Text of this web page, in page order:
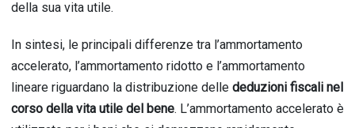
della sua vita utile.
In sintesi, le principali differenze tra l’ammortamento
accelerato, l’ammortamento ridotto e l’ammortamento
lineare riguardano la distribuzione delle deduzioni fiscali nel
corso della vita utile del bene. L’ammortamento accelerato è